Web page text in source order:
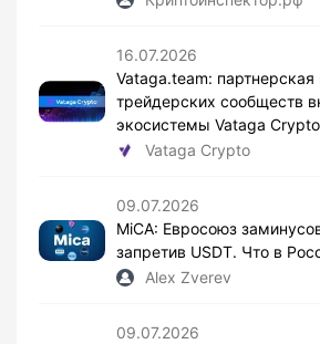
16.07.2026
Vataga.team:
трейдерских сообществ
экосистемы Vataga Crypto
Vataga Crypto
09.07.2026
MiCA: Евросоюз
запретив USDT. Что в
Alex Zverev
09.07.2026